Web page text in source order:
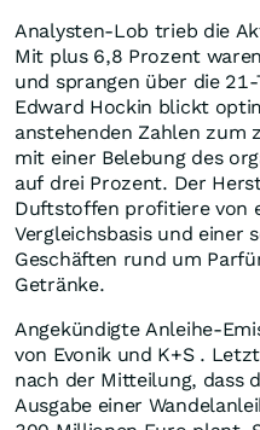
Analysten-Lob trieb die
Mit plus 6,8 Prozent
und sprangen über die
Edward Hockin blickt
anstehenden Zahlen zum
mit einer Belebung des
auf drei Prozent. Der
Duftstoffen profitiere von
Vergleichsbasis und einer
Geschäften rund um
Getränke.
Angekündigte Anleihe-
von Evonik und K+S .
nach der Mitteilung, dass
Ausgabe einer